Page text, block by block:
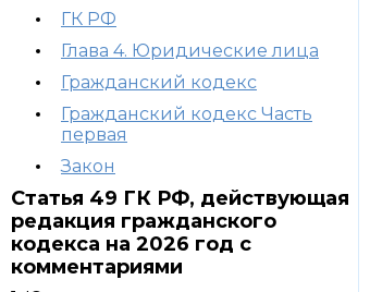
ГК РФ
Глава 4. Юридические лица
Гражданский кодекс
Гражданский кодекс Часть
первая
Закон
Статья 49 ГК РФ, действующая
редакция гражданского
кодекса на 2026 год с
комментариями